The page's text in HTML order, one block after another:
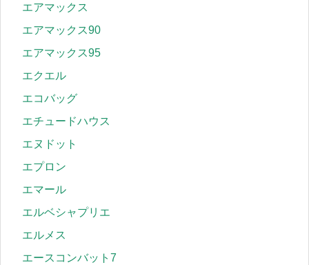
エアマックス
エアマックス90
エアマックス95
エクエル
エコバッグ
エチュードハウス
エヌドット
エプロン
エマール
エルベシャプリエ
エルメス
エースコンバット7